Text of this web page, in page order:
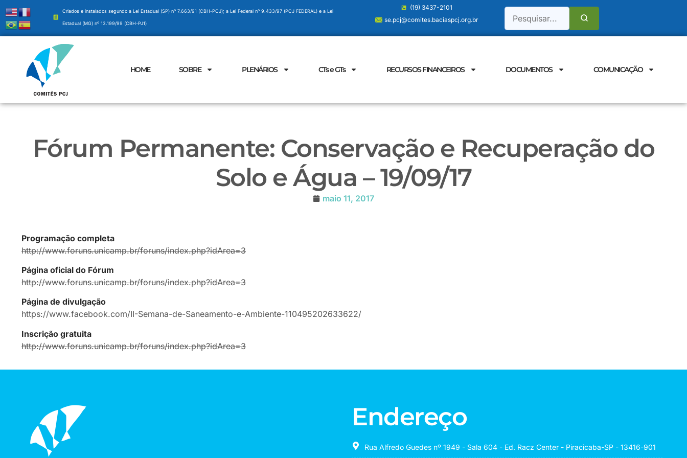
Criados e instalados segundo a Lei Estadual (SP) nº 7.663/91 (CBH-PCJ); a Lei Federal nº 9.433/97 (PCJ FEDERAL) e a Lei
Estadual (MG) nº 13.199/99 (CBH-PJ1)
(19) 3437-2101
se.pcj@comites.baciaspcj.org.br
HOME SOBRE PLENÁRIOS CTs e GTs RECURSOS FINANCEIROS DOCUMENTOS COMUNICAÇÃO
Fórum Permanente: Conservação e Recuperação do
Solo e Água – 19/09/17
maio 11, 2017
Programação completa
http://www.foruns.unicamp.br/foruns/index.php?idArea=3
Página oficial do Fórum
http://www.foruns.unicamp.br/foruns/index.php?idArea=3
Página de divulgação
https://www.facebook.com/II-Semana-de-Saneamento-e-Ambiente-110495202633622/
Inscrição gratuita
http://www.foruns.unicamp.br/foruns/index.php?idArea=3
Endereço
Rua Alfredo Guedes nº 1949 - Sala 604 - Ed. Racz Center - Piracicaba-SP - 13416-901